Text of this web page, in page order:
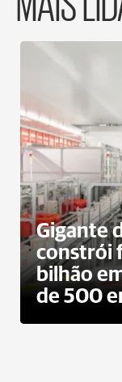
Gigante
constrói
bilhão
de 500